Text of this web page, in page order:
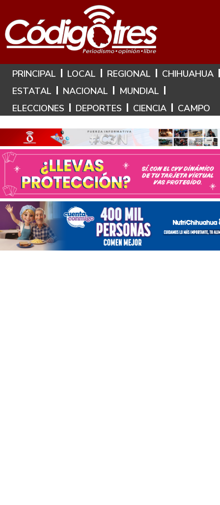
Hoy es: 6 de Agosto de 2026
PRINCIPAL LOCAL REGIONAL
CHIHUAHUA
ESTATAL
NACIONAL
MUNDIAL
ELECCIONES
DEPORTES CIENCIA CAMPO